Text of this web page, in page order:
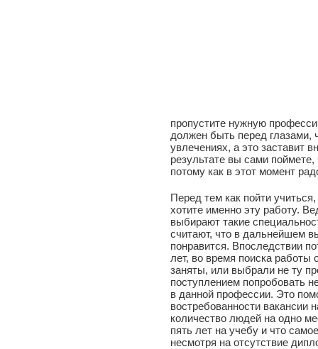
пропустите нужную
должен быть перед глазами,
увлечениях, а это заставит
результате вы сами
потому как в этот момент
Перед тем как пойти
хотите именно эту работу.
выбирают такие
считают, что в дальнейшем
понравится. Впоследствии
лет, во время поиска работы
заняты, или выбрали не ту
поступлением попробовать
в данной профессии. Это
востребованности вакансии
количество людей на одно
пять лет на учебу и что
несмотря на отсутствие